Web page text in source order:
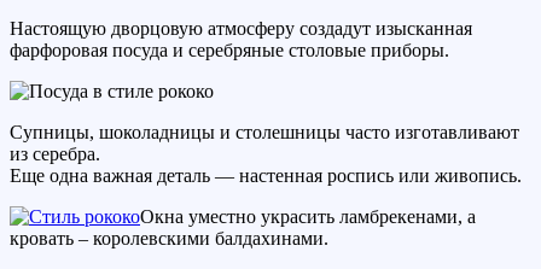
Настоящую дворцовую атмосферу создадут изысканная
фарфоровая посуда и серебряные столовые приборы.
Супницы, шоколадницы и столешницы часто изготавливают
из серебра.
Еще одна важная деталь — настенная роспись или живопись.
Окна уместно украсить ламбрекенами, а
кровать – королевскими балдахинами.